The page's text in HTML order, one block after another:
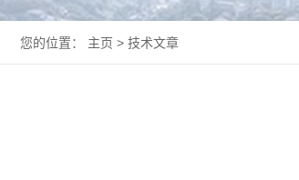
您的位置： 主页 > 技术文章